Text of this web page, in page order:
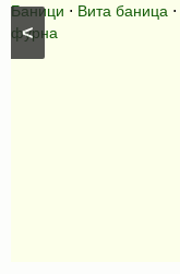
<
Баници ⋅ Вита баница ⋅
фурна